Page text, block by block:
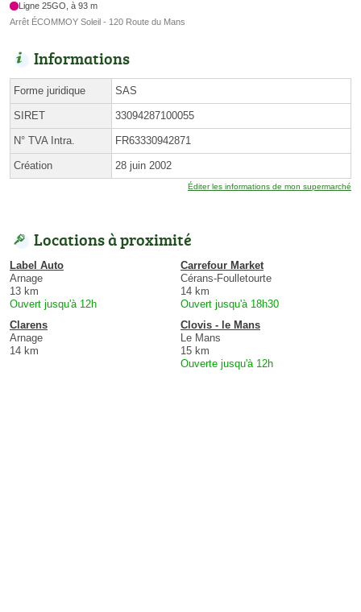
Ligne 25GO, à 93 m
Arrêt ÉCOMMOY Soleil - 120 Route du Mans
Informations
Forme juridique SAS
SIRET 33094287100055
N° TVA Intra. FR63330942871
Création 28 juin 2002
Éditer les informations de mon supermarché
Locations à proximité
Label Auto
Arnage
13 km
Ouvert jusqu'à 12h
Carrefour Market
Cérans-Foulletourte
14 km
Ouvert jusqu'à 18h30
Clarens
Arnage
14 km
Clovis - le Mans
Le Mans
15 km
Ouverte jusqu'à 12h